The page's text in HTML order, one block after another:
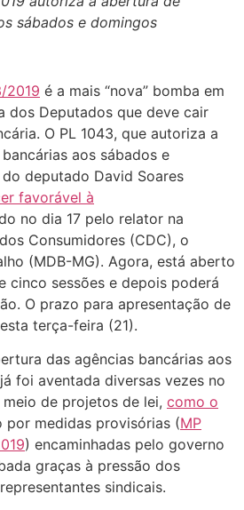
sábados e domingos
2019 é a mais “nova” bomba em
dos Deputados que deve cair
O PL 1043, que autoriza a
aos sábados e
deputado David Soares
favorável à
no dia 17 pelo relator na
Consumidores (CDC), o
(MDB-MG). Agora, está aberto
cinco sessões e depois poderá
O prazo para apresentação de
terça-feira (21).
das agências bancárias aos
foi aventada diversas vezes no
de projetos de lei, como o
por medidas provisórias (MP
) encaminhadas pelo governo
graças à pressão dos
sindicais.